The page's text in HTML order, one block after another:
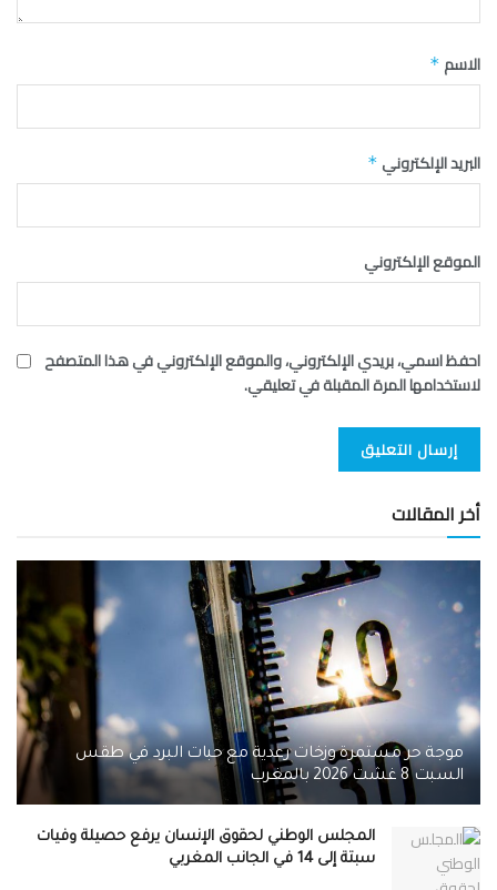
الاسم *
البريد الإلكتروني *
الموقع الإلكتروني
احفظ اسمي، بريدي الإلكتروني، والموقع الإلكتروني في هذا المتصفح
لاستخدامها المرة المقبلة في تعليقي.
أخر المقالات
موجة حر مستمرة وزخات رعدية مع حبات البرد في طقس
السبت 8 غشت 2026 بالمغرب
المجلس الوطني لحقوق الإنسان يرفع حصيلة وفيات
سبتة إلى 14 في الجانب المغربي